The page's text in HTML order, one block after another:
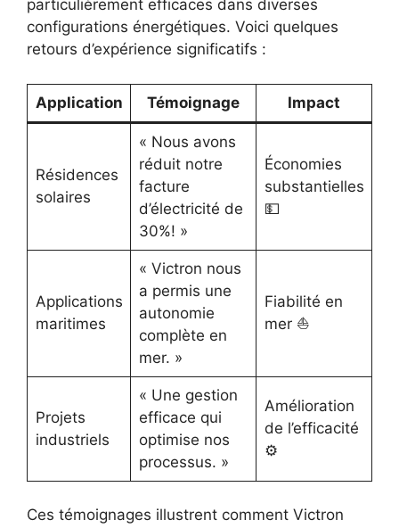
particulièrement efficaces dans diverses
configurations énergétiques. Voici quelques
retours d’expérience significatifs :
Application Témoignage Impact
Résidences
solaires
« Nous avons
réduit notre
facture
d’électricité de
30%! »
Économies
substantielles
💵
Applications
maritimes
« Victron nous
a permis une
autonomie
complète en
mer. »
Fiabilité en
mer ⛵
Projets
industriels
« Une gestion
efficace qui
optimise nos
processus. »
Amélioration
de l’efficacité
⚙️
Ces témoignages illustrent comment Victron